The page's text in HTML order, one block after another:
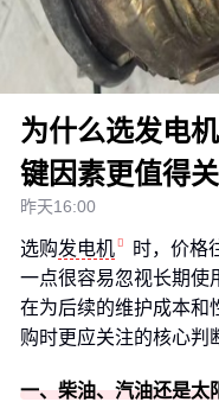
为什么选发电
键因素更值得
昨天16:00
选购发电机
时，价格
一点很容易忽视长期
在为后续的维护成本和
购时更应关注的核心判
一、柴油、汽油还是太